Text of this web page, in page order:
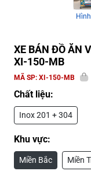
XE BÁN ĐỒ ĂN
XI-150-MB
MÃ SP: XI-150-MB
Chất liệu:
Inox 201 + 304
Khu vực:
Miền Bắc Miền